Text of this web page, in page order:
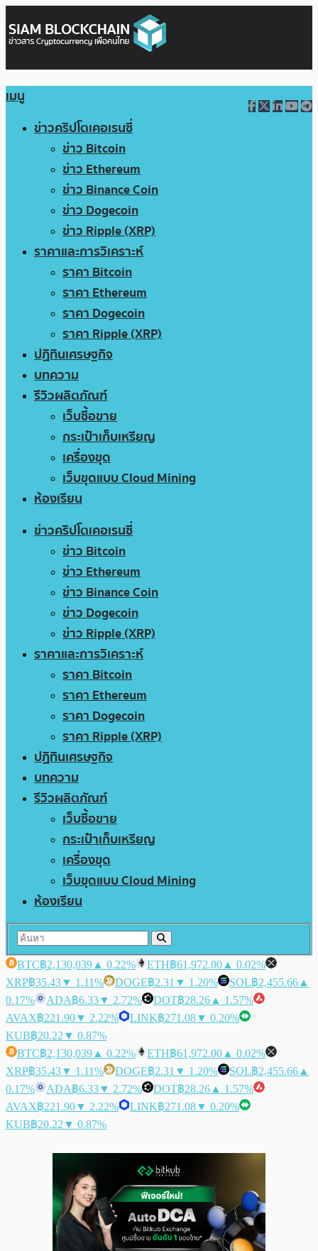
เมนู
ข่าวคริปโตเคอเรนซี่
ข่าว Bitcoin
ข่าว Ethereum
ข่าว Binance Coin
ข่าว Dogecoin
ข่าว Ripple (XRP)
ราคาและการวิเคราะห์
ราคา Bitcoin
ราคา Ethereum
ราคา Dogecoin
ราคา Ripple (XRP)
ปฏิทินเศรษฐกิจ
บทความ
รีวิวผลิตภัณฑ์
เว็บซื้อขาย
กระเป๋าเก็บเหรียญ
เครื่องขุด
เว็บขุดแบบ Cloud Mining
ห้องเรียน
ข่าวคริปโตเคอเรนซี่
ข่าว Bitcoin
ข่าว Ethereum
ข่าว Binance Coin
ข่าว Dogecoin
ข่าว Ripple (XRP)
ราคาและการวิเคราะห์
ราคา Bitcoin
ราคา Ethereum
ราคา Dogecoin
ราคา Ripple (XRP)
ปฏิทินเศรษฐกิจ
บทความ
รีวิวผลิตภัณฑ์
เว็บซื้อขาย
กระเป๋าเก็บเหรียญ
เครื่องขุด
เว็บขุดแบบ Cloud Mining
ห้องเรียน
BTC฿2,130,039 ▲ 0.22% ETH฿61,972.00 ▲ 0.02%
XRP฿35.43▼ 1.11% DOGE฿2.31 ▼ 1.20% SOL฿2,455.66 ▲
0.17%
ADA฿6.33▼ 2.72% DOT฿28.26 ▲ 1.57%
AVAX฿221.90▼ 2.22% LINK฿271.08▼ 0.20%
KUB฿20.22 ▼ 0.87%
BTC฿2,130,039 ▲ 0.22% ETH฿61,972.00 ▲ 0.02%
XRP฿35.43▼ 1.11% DOGE฿2.31 ▼ 1.20% SOL฿2,455.66 ▲
0.17%
ADA฿6.33▼ 2.72% DOT฿28.26 ▲ 1.57%
AVAX฿221.90▼ 2.22% LINK฿271.08▼ 0.20%
KUB฿20.22 ▼ 0.87%